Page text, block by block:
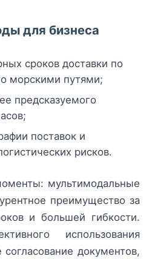
для бизнеса
сроков доставки по
морскими путями;
предсказуемого
поставок и
рисков.
мультимодальные
преимущество за
и большей гибкости.
использования
документов,